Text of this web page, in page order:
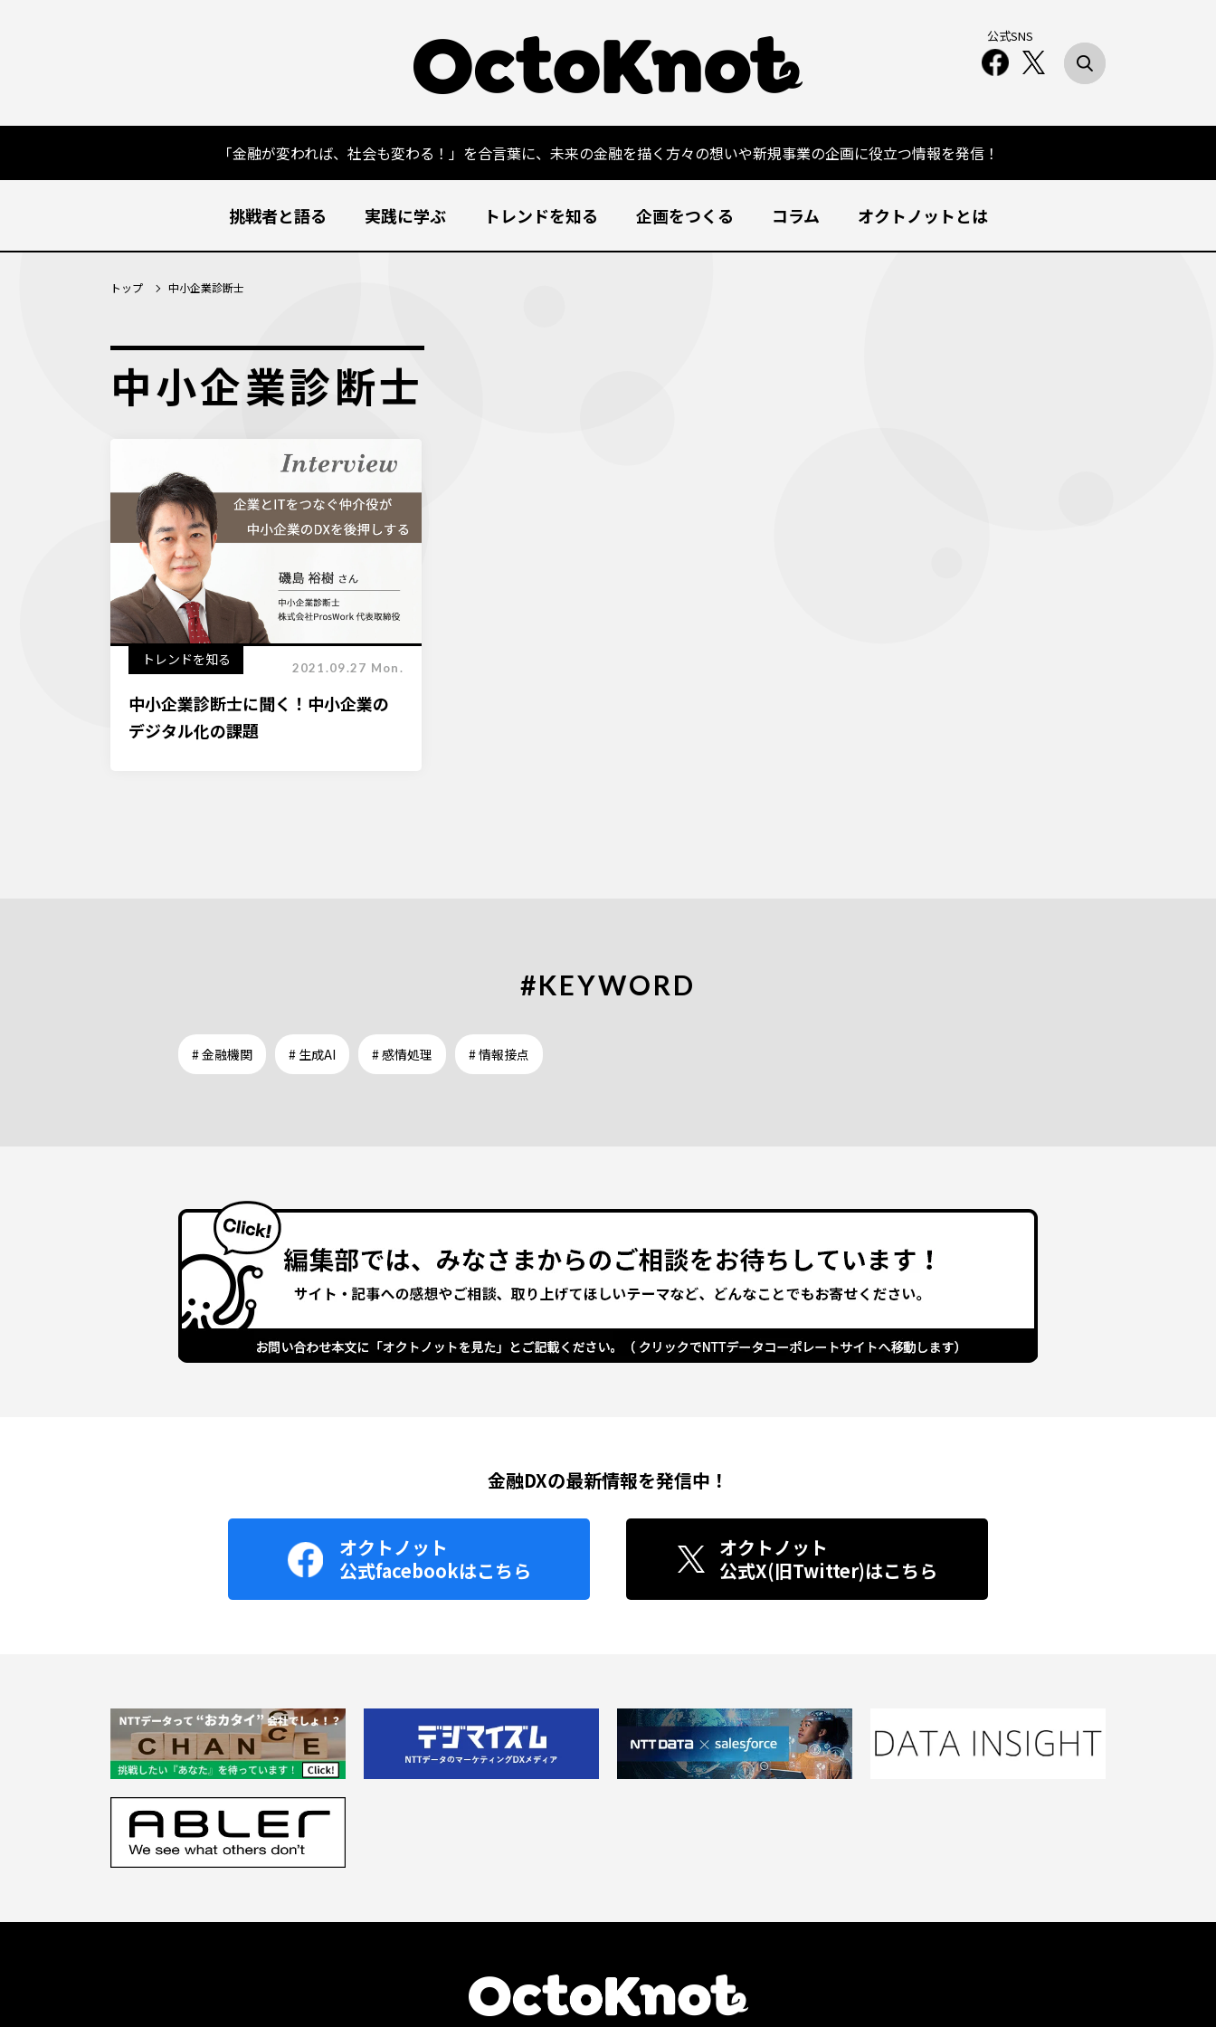
挑戦者と語る 実践に学ぶ トレンドを知る 企画をつくる コラム オクトノットとは
「金融が変われば、社会も変わる！」を合言葉に、未来の金融を描く方々の想いや新規事業の企画に役立つ情報を発信！
公式SNS
トップ 中小企業診断士
中小企業診断士
トレンドを知る 2021.09.27 Mon.
中小企業診断士に聞く！中小企業の
デジタル化の課題
#KEYWORD
# 金融機関 # 生成AI # 感情処理 # 情報接点
金融DXの最新情報を発信中！
オクトノット
公式facebookはこちら
オクトノット
公式X(旧Twitter)はこちら